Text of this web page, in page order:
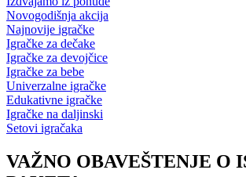
Novogodišnja akcija
Najnovije igračke
Igračke za dečake
Igračke za devojčice
Igračke za bebe
Univerzalne igračke
Edukativne igračke
Igračke na daljinski
Setovi igračaka
VAŽNO OBAVEŠTENJE O